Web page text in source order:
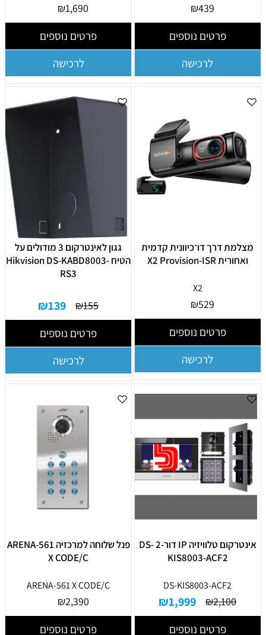
₪439
פרטים נוספים
לרכישה
₪1,690
פרטים נוספים
לרכישה
מצלמת דרך דו־כיוונית קדמית
ואחורית X2 Provision-ISR
X2
₪529
פרטים נוספים
לרכישה
גגון לאינטרקום 3 מודולים על
הטיח Hikvision DS-KABD8003-
RS3
₪155
₪139
פרטים נוספים
לרכישה
אינטרקום טלוויזיה IP דור-2 DS-
KIS8003-ACF2
DS-KIS8003-ACF2
₪2,100
₪1,999
פרטים נוספים
פנל שלוחה למרכזיה ARENA-561
X CODE/C
ARENA-561 X CODE/C
₪2,390
פרטים נוספים